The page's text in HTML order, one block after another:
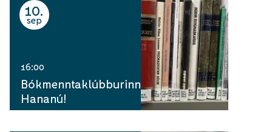
10
sep
16:00
Bókmenntaklúbburinn
Hananú!